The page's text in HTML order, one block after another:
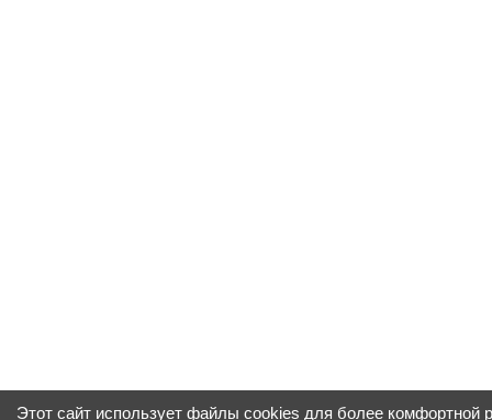
Этот сайт использует файлы cookies для более комфортной